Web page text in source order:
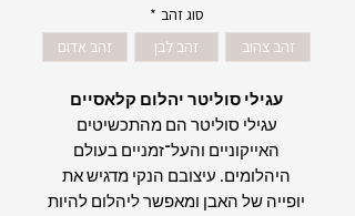
סוג זהב *
זהב צהוב
זהב לבן זהב אדום
עגילי סוליטר יהלום קלאסיים
עגילי סוליטר הם מהתכשיטים
האייקוניים והעל־זמניים בעולם
היהלומים. עיצובם הנקי מדגיש את
יופייה של האבן ומאפשר ליהלום להיות